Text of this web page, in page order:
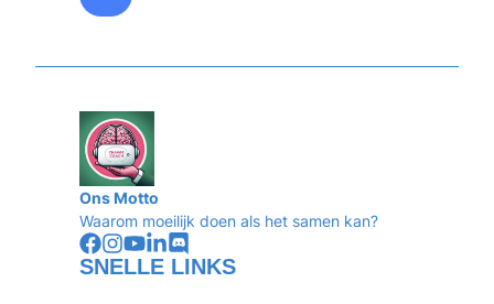
Ons Motto
Waarom moeilijk doen als het samen kan?
SNELLE LINKS